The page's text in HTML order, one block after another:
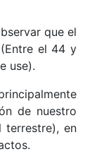
que el
el 44 y
use).
de nuestro
terrestre), en